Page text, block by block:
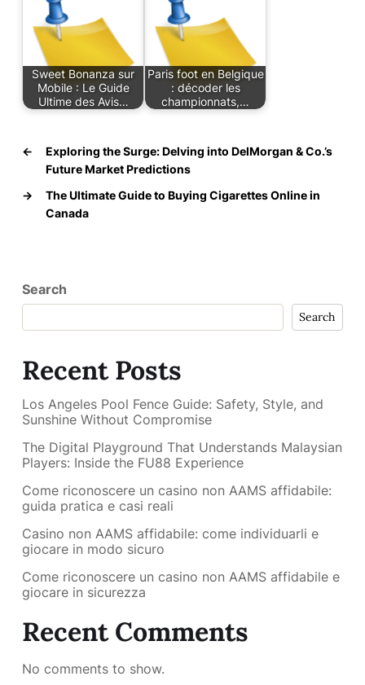
Sweet Bonanza sur
Mobile : Le Guide
Ultime des Avis…
Paris foot en Belgique
: décoder les
championnats,…
←
Exploring the Surge: Delving into DelMorgan & Co.’s
Future Market Predictions
→
The Ultimate Guide to Buying Cigarettes Online in
Canada
Search
Search
Recent Posts
Los Angeles Pool Fence Guide: Safety, Style, and
Sunshine Without Compromise
The Digital Playground That Understands Malaysian
Players: Inside the FU88 Experience
Come riconoscere un casino non AAMS affidabile:
guida pratica e casi reali
Casino non AAMS affidabile: come individuarli e
giocare in modo sicuro
Come riconoscere un casino non AAMS affidabile e
giocare in sicurezza
Recent Comments
No comments to show.